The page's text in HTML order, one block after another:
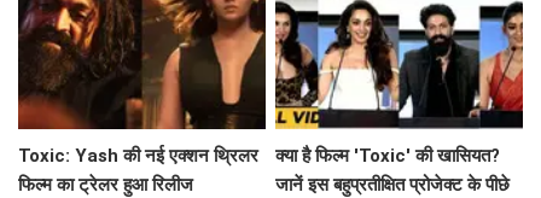
Toxic: Yash की नई एक्शन थ्रिलर
फिल्म का ट्रेलर हुआ रिलीज
क्या है फिल्म 'Toxic' की खासियत?
जानें इस बहुप्रतीक्षित प्रोजेक्ट के पीछे